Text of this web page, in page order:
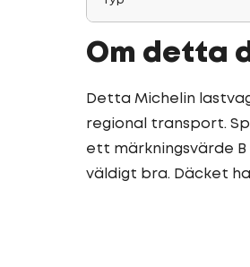
Om detta
Detta Michelin
regional transport.
ett märkningsvärde
väldigt bra. Däcket